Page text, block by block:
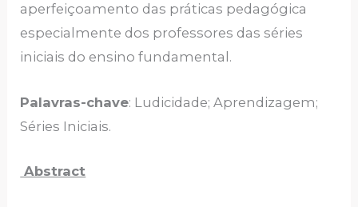
aperfeiçoamento das práticas pedagógica
especialmente dos professores das séries
iniciais do ensino fundamental.
Palavras-chave: Ludicidade; Aprendizagem;
Séries Iniciais.
Abstract